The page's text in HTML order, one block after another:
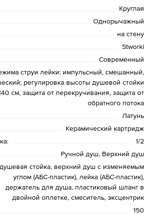
Круглая
Однорычажный
на стену
Stworki
Современный
струи лейки: импульсный, смешанный,
регулировка высоты душевой стойки
см, защита от перекручивания, защита от
обратного потока
Латунь
Керамический картридж
1/2
Ручной душ, Верхний душ
душевая стойка, верхний душ с изменяемым
углом (АБС-пластик), лейка (АБС-пластик),
держатель для душа, пластиковый шланг в
двойной оплетке, смеситель, эксцентрик
150